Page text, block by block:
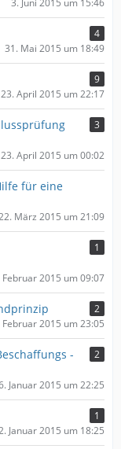
3. Juni 2015 um 15:46
4
31. Mai 2015 um 18:49
9
23. April 2015 um 22:17
3
23. April 2015 um 00:02
für eine
März 2015 um 21:09
1
Februar 2015 um 09:07
2
Februar 2015 um 23:05
-
2
Januar 2015 um 22:25
1
Januar 2015 um 18:25